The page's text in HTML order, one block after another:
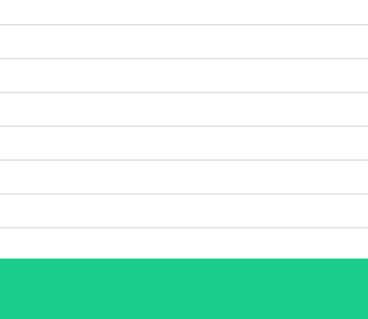
ション（全人間的復権）を目指して～
ンCOO
ー
高齢者の症例